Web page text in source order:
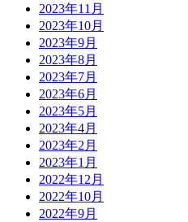
2023年11月
2023年10月
2023年9月
2023年8月
2023年7月
2023年6月
2023年5月
2023年4月
2023年2月
2023年1月
2022年12月
2022年10月
2022年9月